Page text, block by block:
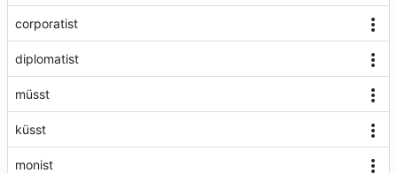
corporatist
diplomatist
müsst
küsst
monist